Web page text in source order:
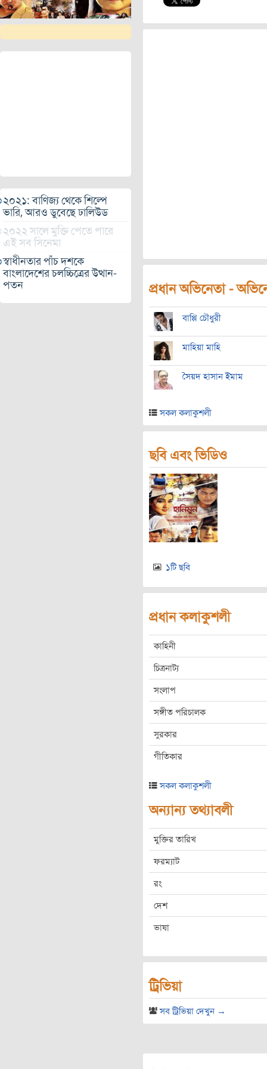
২০২১: বাণিজ্য থেকে শিল্পে
ভারি, আরও ডুবেছে ঢালিউড
২০২২ সালে মুক্তি পেতে পারে
এই সব সিনেমা
স্বাধীনতার পাঁচ দশকে
বাংলাদেশের চলচ্চিত্রের উত্থান-
পতন
প্রধান অভিনেতা -
বাপ্পি চৌধুরী
মাহিয়া মাহি
সৈয়দ হাসান ইমাম
সকল কলাকুশলী
ছবি এবং ভিডিও
১টি ছবি
প্রধান কলাকুশলী
কাহিনী
চিত্রনাট্য
সংলাপ
সঙ্গীত পরিচালক
সুরকার
গীতিকার
সকল কলাকুশলী
অন্যান্য তথ্যাবলী
মুক্তির তারিখ
ফরম্যাট
রং
দেশ
ভাষা
ট্রিভিয়া
সব ট্রিভিয়া দেখুন →